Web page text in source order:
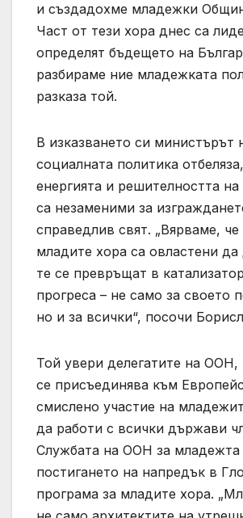
и създадохме младежки
Част от тези хора днес са
определят бъдещето на
разбираме ние младежката
разказа той.
В изказването си министърът
социалната политика
енергията и решителността
са незаменими за
справедлив свят. „Вярваме, че
младите хора са овластени да
те се превръщат в
прогреса – не само за своето
но и за всички“, посочи
Той увери делегатите на ООН,
се присъединява към
смислено участие на
да работи с всички държави
Службата на ООН за младежта
постигането на напредък в
програма за младите хора.